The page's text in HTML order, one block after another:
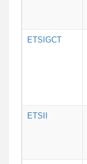
ETSIGCT
ETSII